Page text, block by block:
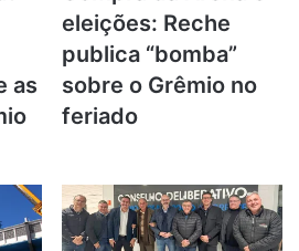
as
eleições: Reche
publica “bomba”
sobre o Grêmio no
feriado